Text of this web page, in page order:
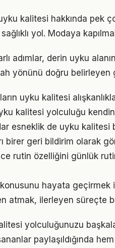
kalitesi hakkında pek
yol. Modaya
adımlar, derin uyku
yönünü doğru belirleyen
uyku kalitesi
kalitesi yolculuğu
esneklik de uyku kalitesi
birer geri bildirim olarak
rutin özelliğini günlük
hayata geçirmek
atmak, ilerleyen süreçte
yolculuğunuzu
paylaşıldığında